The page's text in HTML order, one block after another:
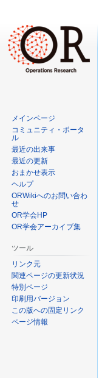
メインページ
コミュニティ・ポータ
ル
最近の出来事
最近の更新
おまかせ表示
ヘルプ
ORWikiへのお問い合わ
せ
OR学会HP
OR学会アーカイブ集
ツール
リンク元
関連ページの更新状況
特別ページ
印刷用バージョン
この版への固定リンク
ページ情報